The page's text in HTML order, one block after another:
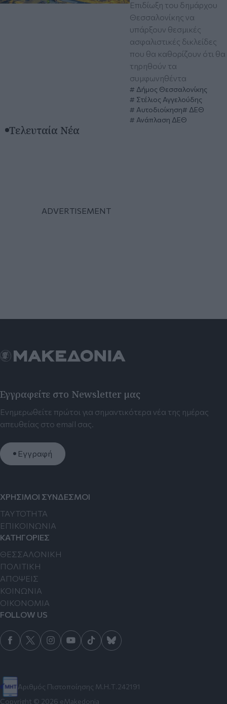
Επιδίωξη του δημάρχου
Θεσσαλονίκης να
υπάρξουν θεσμικές
ασφαλιστικές δικλείδες
που θα καθορίζουν ότι θα
τηρηθούν τα
συμφωνηθέντα
Δήμος Θεσσαλονίκης
Στέλιος Αγγελούδης
Αυτοδιοίκηση
ΔΕΘ
Ανάπλαση ΔΕΘ
Τελευταία Νέα
Εγγραφείτε στο Newsletter μας
Ενημερωθείτε πρώτοι για σημαντικότερα νέα της ημέρας
απευθείας στο email σας.
Εγγραφή
Αριθμός Πιστοποίησης Μ.Η.Τ.242191
ΧΡΗΣΙΜΟΙ ΣΥΝΔΕΣΜΟΙ
TAYTOTHTA
ΕΠΙΚΟΙΝΩΝΙΑ
ΚΑΤΗΓΟΡΙΕΣ
ΘΕΣΣΑΛΟΝΙΚΗ
ΠΟΛΙΤΙΚΗ
ΑΠΟΨΕΙΣ
ΚΟΙΝΩΝΙΑ
ΟΙΚΟΝΟΜΙΑ
FOLLOW US
Copyright © 2026 eMakedonia